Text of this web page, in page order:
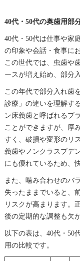
40代・50代の奥歯用部
40代・50代は仕事や家
の印象や会話・食事に
この世代では、虫歯や
ースが増え始め、部分
この年代で部分入れ歯
診療」の違いを理解す
ン床義歯と呼ばれるプ
ことができますが、厚
すく、破損や変形のリ
義歯やノンクラスプデ
にも優れているため、
また、噛み合わせのバ
失ったままでいると、
リスクが高まります。
後の定期的な調整も欠
以下の表は、40代・50
用の比較です。